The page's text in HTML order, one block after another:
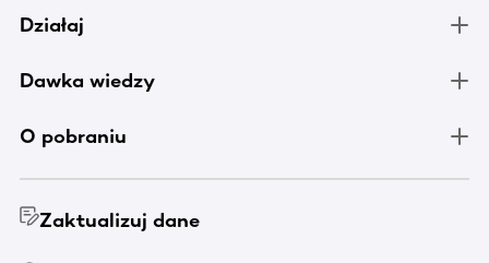
Działaj
Dawka wiedzy
O pobraniu
Zaktualizuj dane